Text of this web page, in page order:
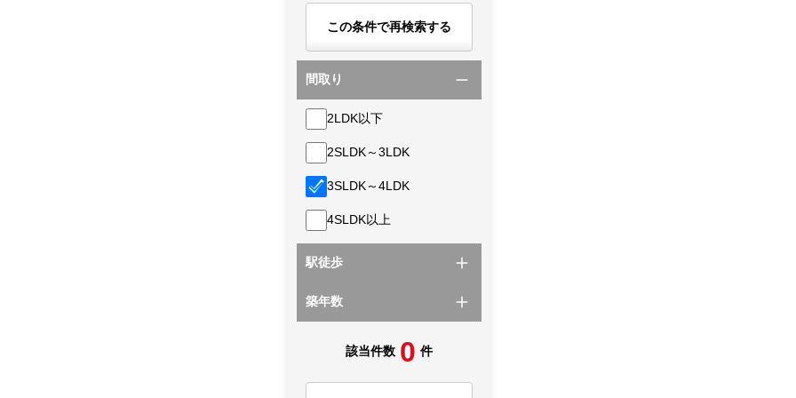
この条件で再検索する
間取り
2LDK以下
2SLDK～3LDK
3SLDK～4LDK
4SLDK以上
駅徒歩
築年数
該当件数 0 件